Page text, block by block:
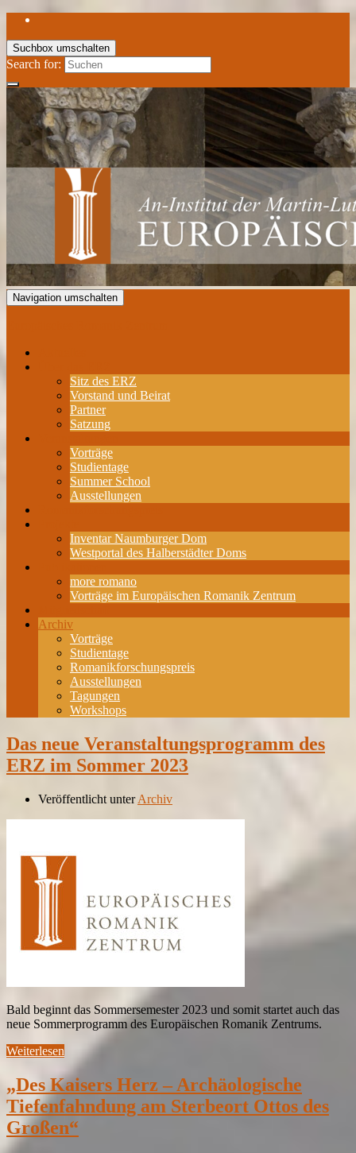
Suchbox umschalten
Search for:
Navigation umschalten
Sitz des ERZ
Vorstand und Beirat
Partner
Satzung
Vorträge
Studientage
Summer School
Ausstellungen
Inventar Naumburger Dom
Westportal des Halberstädter Doms
more romano
Vorträge im Europäischen Romanik Zentrum
Archiv
Vorträge
Studientage
Romanikforschungspreis
Ausstellungen
Tagungen
Workshops
Das neue Veranstaltungsprogramm des
ERZ im Sommer 2023
Veröffentlicht unterArchiv
Bald beginnt das Sommersemester 2023 und somit startet auch das
neue Sommerprogramm des Europäischen Romanik Zentrums.
Weiterlesen
„Des Kaisers Herz – Archäologische
Tiefenfahndung am Sterbeort Ottos des
Großen“